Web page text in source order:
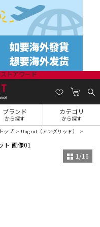
ブランド
から探す
カテゴリ
から探す
ップ Ungrid（アングリッド）
1 /16